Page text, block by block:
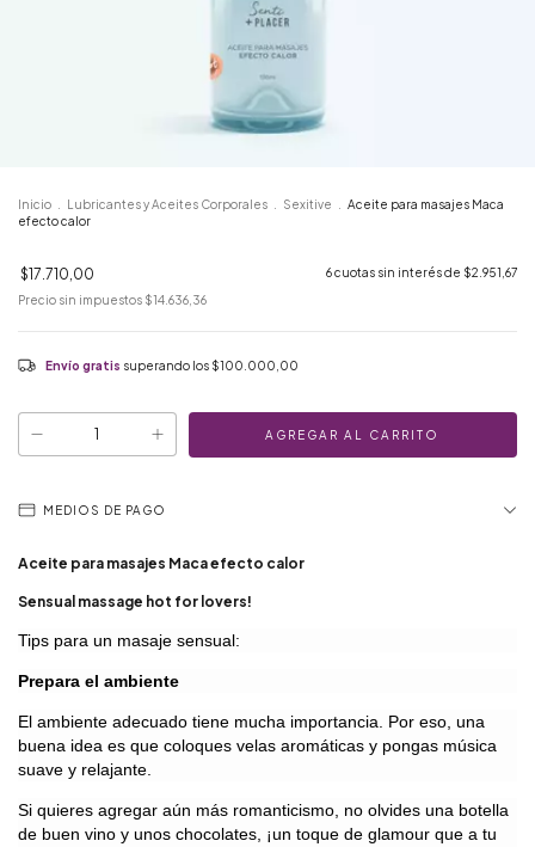
Inicio Lubricantes y Aceites Corporales Sexitive
Aceite para masajes Maca
efecto calor
$17.710,00 6cuotas sin interés de $2.951,67
Precio sin impuestos $14.636,36
Envío gratis superando los $100.000,00
MEDIOS DE PAGO
Aceite para masajes Maca efecto calor
Sensual massage hot for lovers!
Tips para un masaje sensual:
Prepara el ambiente
El ambiente adecuado tiene mucha importancia. Por eso, una
buena idea es que coloques velas aromáticas y pongas música
suave y relajante.
Si quieres agregar aún más romanticismo, no olvides una botella
de buen vino y unos chocolates, ¡un toque de glamour que a tu